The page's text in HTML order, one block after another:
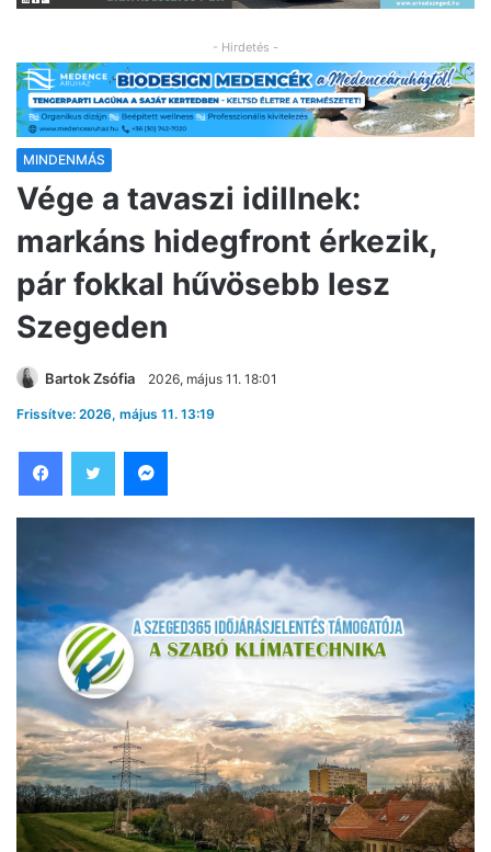
- Hirdetés -
MINDENMÁS
Vége a tavaszi idillnek:
markáns hidegfront érkezik,
pár fokkal hűvösebb lesz
Szegeden
Bartok Zsófia 2026, május 11. 18:01
Frissítve: 2026, május 11. 13:19